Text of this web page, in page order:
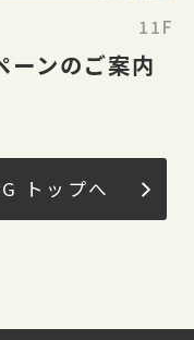
11F
ーンのご案内
トップへ